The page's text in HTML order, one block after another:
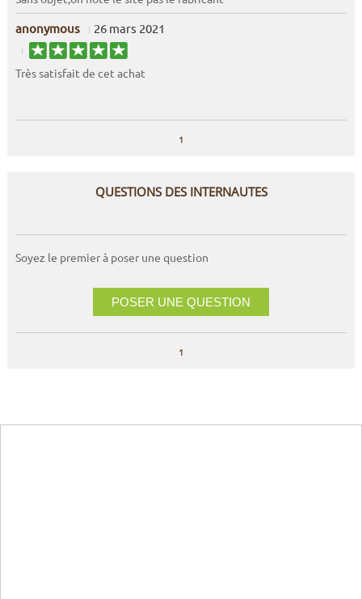
anonymous 26 mars 2021
Très satisfait de cet achat
1
QUESTIONS DES INTERNAUTES
Soyez le premier à poser une question
POSER UNE QUESTION
1